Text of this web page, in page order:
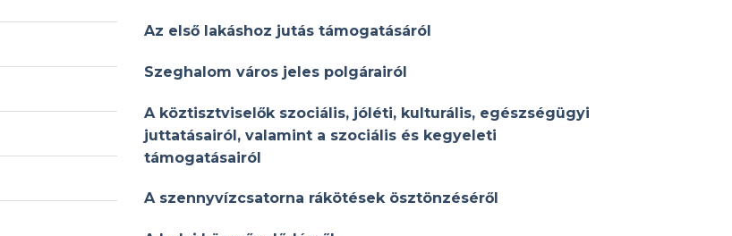
Az első lakáshoz jutás támogatásáról
Szeghalom város jeles polgárairól
A köztisztviselők szociális, jóléti, kulturális, egészségügyi
juttatásairól, valamint a szociális és kegyeleti
támogatásairól
A szennyvízcsatorna rákötések ösztönzéséről